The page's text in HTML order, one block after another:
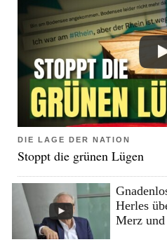
DIE LAGE DER NATION
Stoppt die grünen Lügen
Herles
Merz